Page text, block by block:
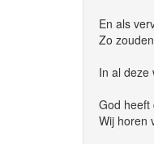
En als
Zo
In al deze
God heeft
Wij horen